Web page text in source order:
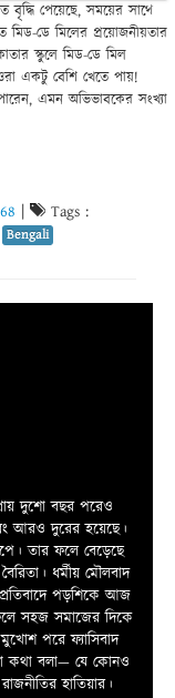
বৃদ্ধি পেয়েছে, সময়ের সাথে
মিড-ডে মিলের প্রয়োজনীয়তার
স্কুলে মিড-ডে মিল
একটু বেশি খেতে পায়!
এমন অভিভাবকের সংখ্যা
Tags :
Bengali
দুশো বছর পরেও
আরও দুরের হয়েছে।
তার ফলে বেড়েছে
ধর্মীয় মৌলবাদ
প্রতিবাদে পড়শিকে আজ
সহজ সমাজের দিকে
পরে ফ্যাসিবাদ
কথা বলা—­­ যে কোনও
হাতিয়ার।